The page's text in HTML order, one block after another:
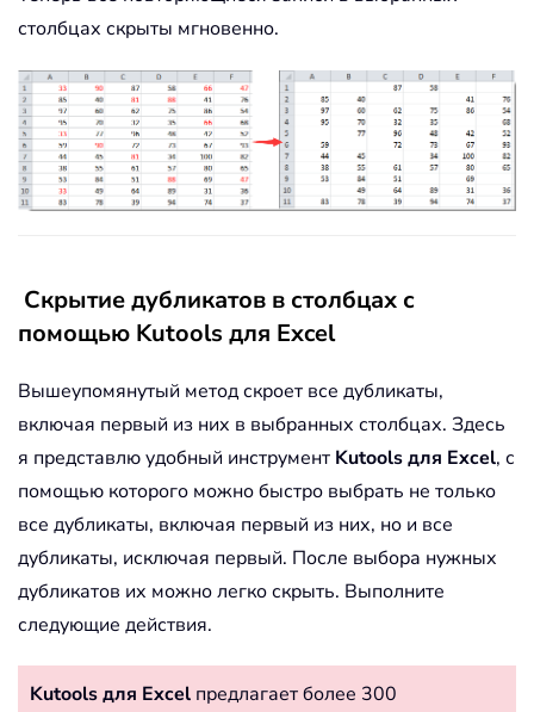
столбцах скрыты мгновенно.
Скрытие дубликатов в столбцах с
помощью Kutools для Excel
Вышеупомянутый метод скроет все дубликаты,
включая первый из них в выбранных столбцах. Здесь
я представлю удобный инструмент Kutools для Excel, с
помощью которого можно быстро выбрать не только
все дубликаты, включая первый из них, но и все
дубликаты, исключая первый. После выбора нужных
дубликатов их можно легко скрыть. Выполните
следующие действия.
Kutools для Excel предлагает более 300